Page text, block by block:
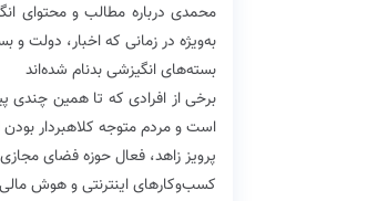
محمدی درباره مطالب و محتوای
به‌ویژه در زمانی که اخبار، دولت
بسته‌های انگیزشی بدنام شده‌اند
برخی از افرادی که تا همین چندی
است و مردم متوجه کلاهبردار بودن
پرویز زاهد، فعال حوزه فضای
کسب‌و‌کارهای اینترنتی و هوش مالی